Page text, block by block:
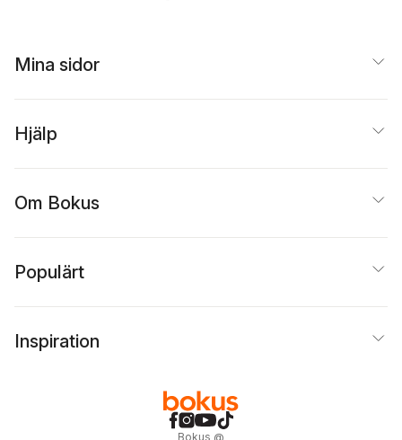
Mina sidor
Hjälp
Om Bokus
Populärt
Inspiration
Bokus @